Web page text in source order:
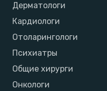
Дерматологи
Кардиологи
Отоларингологи
Психиатры
Общие хирурги
Онкологи